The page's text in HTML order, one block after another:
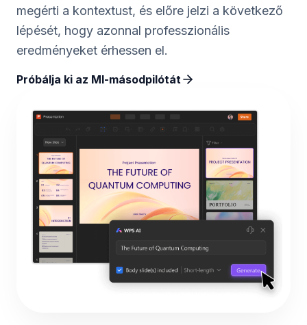
megérti a kontextust, és előre jelzi a következő
lépését, hogy azonnal professzionális
eredményeket érhessen el.
Próbálja ki az MI-másodpilótát